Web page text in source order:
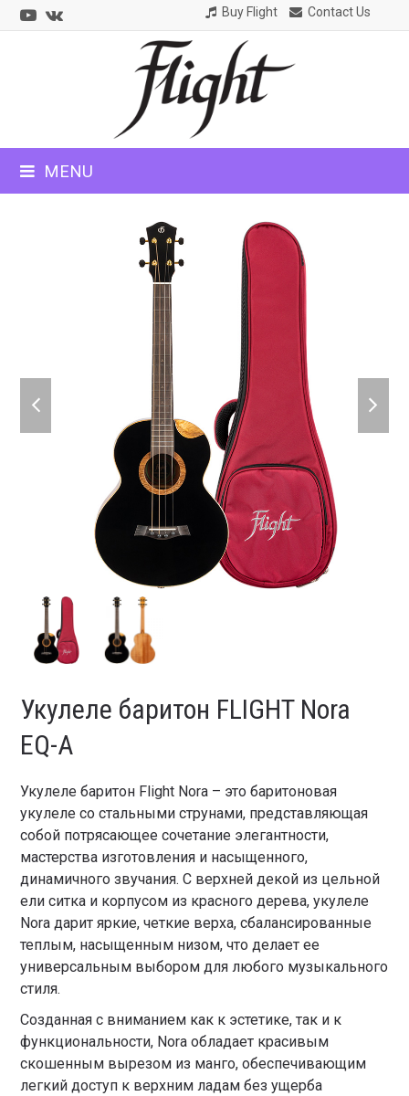
Youtube
VK Buy Flight Contact Us
MENU
slide
slide
Укулеле баритон FLIGHT Nora
EQ-A
Укулеле баритон Flight Nora – это баритоновая
укулеле со стальными струнами, представляющая
собой потрясающее сочетание элегантности,
мастерства изготовления и насыщенного,
динамичного звучания. С верхней декой из цельной
ели ситка и корпусом из красного дерева, укулеле
Nora дарит яркие, четкие верха, сбалансированные
теплым, насыщенным низом, что делает ее
универсальным выбором для любого музыкального
стиля.
Созданная с вниманием как к эстетике, так и к
функциональности, Nora обладает красивым
скошенным вырезом из манго, обеспечивающим
легкий доступ к верхним ладам без ущерба